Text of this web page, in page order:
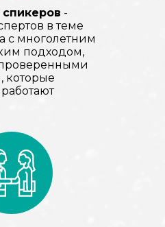
-
в теме
с многолетним
подходом,
которые